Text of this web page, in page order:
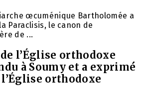
œcuménique Bartholomée a
Paraclisis, le canon de
de ...
l’Église orthodoxe
à Soumy et a exprimé
orthodoxe